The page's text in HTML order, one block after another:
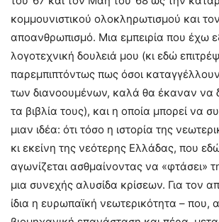
κομμουνιστικού ολοκληρωτισμού και
αποανθρωπισμό. Mια εμπειρία που έχω
λογοτεχνική δουλειά μου (κι εδώ
παρεμπιπτόντως πως όσοι
των διανοουμένων, καλά θα έκαναν να
τα βιβλία τους), και η οποία μπορεί να
μιαν ιδέα: ότι τόσο η ιστορία της
κι εκείνη της νεότερης Eλλάδας, που
αγωνίζεται ασθμαίνοντας να «φτάσει»
μια συνεχής αλυσίδα κρίσεων. Για τον
ίδια η ευρωπαϊκή νεωτερικότητα – που,